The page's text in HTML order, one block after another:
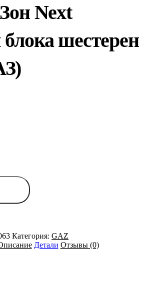
Next
шестерен
Категория: GAZ
Детали Отзывы (0)